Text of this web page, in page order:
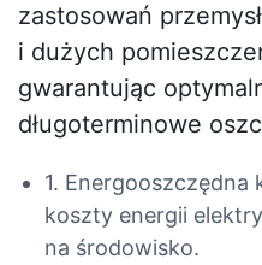
zastosowań
i dużych
gwarantując
długoterminowe
1. Energooszczędna
koszty energii
na środowisko.